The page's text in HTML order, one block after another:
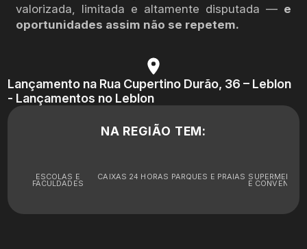
valorizada, limitada e altamente disputada — e
oportunidades assim não se repetem.
Lançamento na Rua Cupertino Durão, 36 – Leblon
- Lançamentos no Leblon
NA REGIÃO TEM:
ESCOLAS E
FACULDADES
CAIXAS 24 HORAS PARQUES E PRAIAS
E